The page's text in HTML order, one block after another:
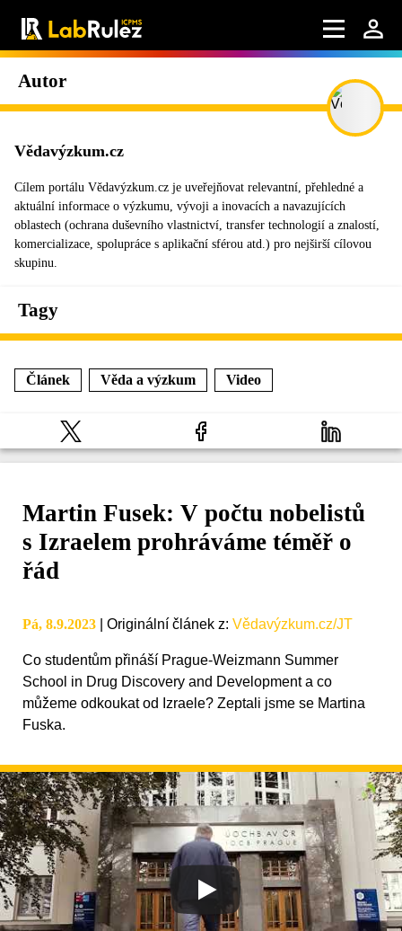
Autor
Vědavýzkum.cz
Cílem portálu Vědavýzkum.cz je uveřejňovat relevantní, přehledné a
aktuální informace o výzkumu, vývoji a inovacích a navazujících
oblastech (ochrana duševního vlastnictví, transfer technologií a znalostí,
komercializace, spolupráce s aplikační sférou atd.) pro nejširší cílovou
skupinu.
Tagy
Článek Věda a výzkum Video
Martin Fusek: V počtu nobelistů
s Izraelem prohráváme téměř o
řád
Pá, 8.9.2023 Originální článek z: Vědavýzkum.cz/JT
Co studentům přináší Prague-Weizmann Summer
School in Drug Discovery and Development a co
můžeme odkoukat od Izraele? Zeptali jsme se Martina
Fuska.